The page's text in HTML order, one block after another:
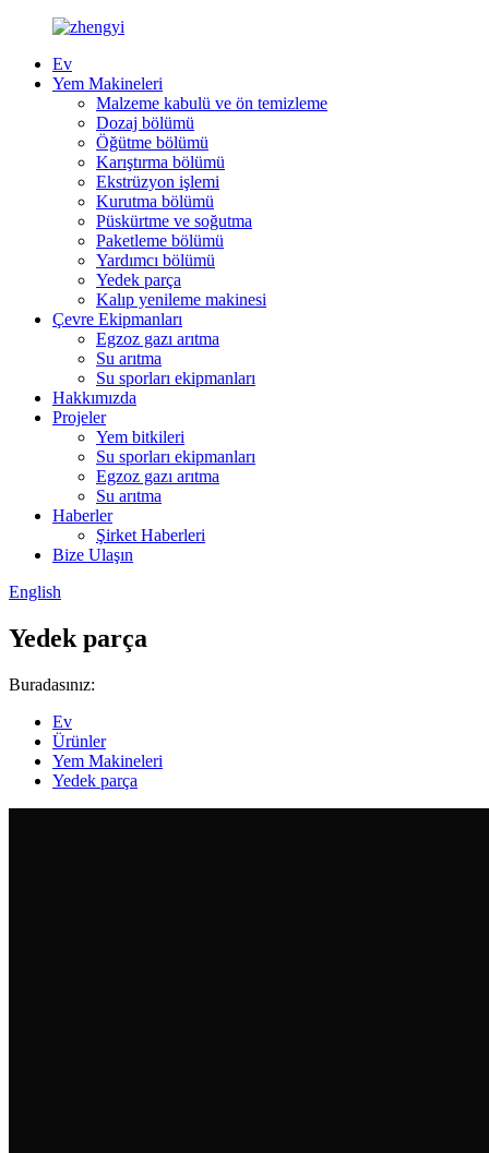
Ev
Yem Makineleri
Malzeme kabulü ve ön temizleme
Dozaj bölümü
Öğütme bölümü
Karıştırma bölümü
Ekstrüzyon işlemi
Kurutma bölümü
Püskürtme ve soğutma
Paketleme bölümü
Yardımcı bölümü
Yedek parça
Kalıp yenileme makinesi
Çevre Ekipmanları
Egzoz gazı arıtma
Su arıtma
Su sporları ekipmanları
Hakkımızda
Projeler
Yem bitkileri
Su sporları ekipmanları
Egzoz gazı arıtma
Su arıtma
Haberler
Şirket Haberleri
Bize Ulaşın
English
Yedek parça
Buradasınız:
Ev
Ürünler
Yem Makineleri
Yedek parça